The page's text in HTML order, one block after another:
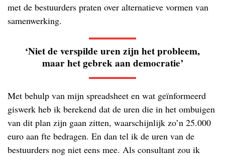
met de bestuurders praten over alternatieve vormen van
samenwerking.
‘Niet de verspilde uren zijn het probleem,
maar het gebrek aan democratie’
Met behulp van mijn spreadsheet en wat geïnformeerd
giswerk heb ik berekend dat de uren die in het ombuigen
van dit plan zijn gaan zitten, waarschijnlijk zo’n 25.000
euro aan fte bedragen. En dan tel ik de uren van de
bestuurders nog niet eens mee. Als consultant zou ik